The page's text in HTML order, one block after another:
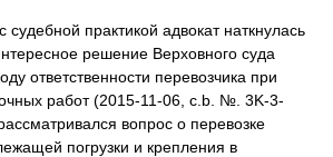
практикой адвокат наткнулась
решение Верховного суда
ответственности перевозчика при
работ (2015-11-06, c.b. №. 3K-3-
вопрос о перевозке
погрузки и крепления в